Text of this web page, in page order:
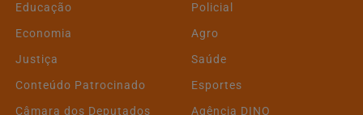
Educação
Policial
Economia
Agro
Justiça
Saúde
Conteúdo Patrocinado
Esportes
Câmara dos Deputados
Agência DINO